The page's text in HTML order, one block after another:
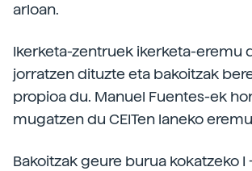
arloan.
Ikerketa-zentruek ikerketa-eremu
jorratzen dituzte eta bakoitzak
propioa du. Manuel Fuentes-ek
mugatzen du CEITen laneko
Bakoitzak geure burua kokatzeko I